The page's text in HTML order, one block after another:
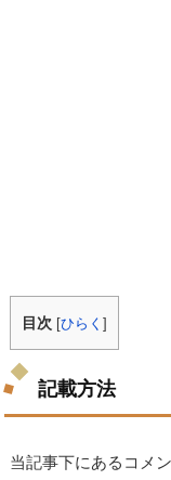
目次 [ひらく]
記載方法
当記事下にあるコメ